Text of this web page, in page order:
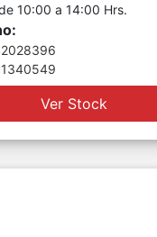
10:00 a 14:00 Hrs.
Ver Stock